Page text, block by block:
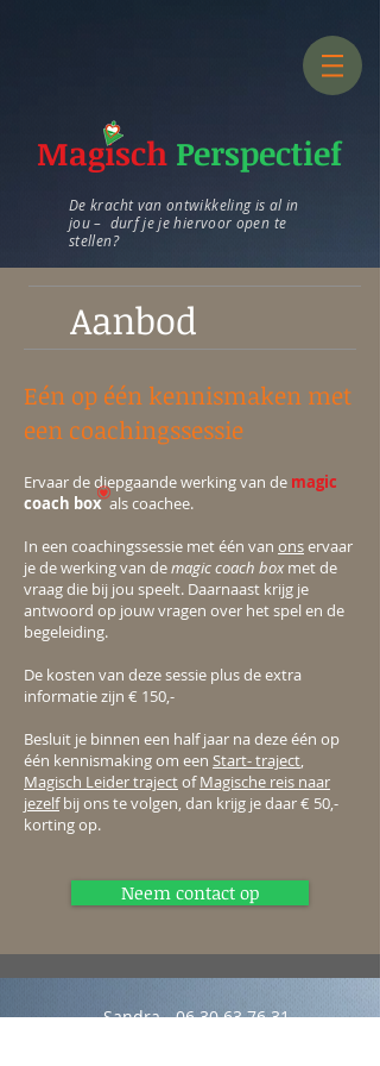
Magisch Perspectief
De kracht van ontwikkeling is al in
jou – durf je je hiervoor open te
stellen?
Aanbod
Eén op één kennismaken met
een coachingssessie
Ervaar de diepgaande werking van de magic
coach boxals coachee.
In een coachingssessie met één van onservaar
je de werking van demagic coach box met de
vraag die bij jou speelt. Daarnaast krijg je
antwoord op jouw vragen over het spel en de
begeleiding.
De kosten van deze sessie plus de extra
informatie zijn € 150,-
Besluit je binnen een half jaar na deze één op
één kennismaking om een Start- traject,
Magisch Leider trajectofMagische reis naar
jezelf bij ons te volgen, dan krijg je daar € 50,-
korting op.
Neem contact op
Sandra
06 30 63 76 31